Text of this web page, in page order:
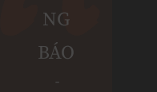
NG
BÁO
-